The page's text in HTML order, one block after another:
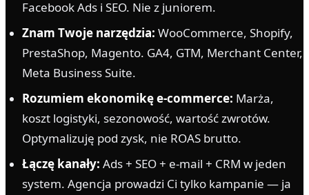
Facebook Ads i SEO. Nie z juniorem.
Znam Twoje narzędzia: WooCommerce, Shopify,
PrestaShop, Magento. GA4, GTM, Merchant Center,
Meta Business Suite.
Rozumiem ekonomikę e-commerce: Marża,
koszt logistyki, sezonowość, wartość zwrotów.
Optymalizuję pod zysk, nie ROAS brutto.
Łączę kanały: Ads + SEO + e-mail + CRM w jeden
system. Agencja prowadzi Ci tylko kampanie — ja